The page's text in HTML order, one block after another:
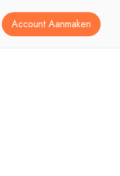
Account Aanmaken